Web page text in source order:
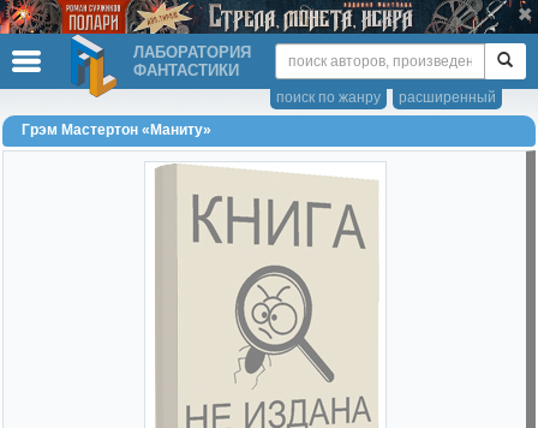
ЛАБОРАТОРИЯ
ФАНТАСТИКИ
расширенный
поиск по жанру
Грэм Мастертон «Маниту»